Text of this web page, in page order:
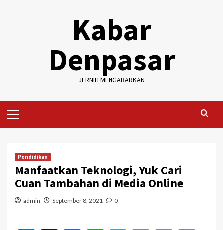
Kabar
Denpasar
JERNIH MENGABARKAN
Menu
Pendidikan
Manfaatkan Teknologi, Yuk Cari
Cuan Tambahan di Media Online
admin September 8, 2021 0